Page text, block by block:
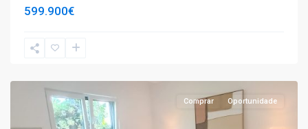
599.900€
T3,
Comprar Oportunidade